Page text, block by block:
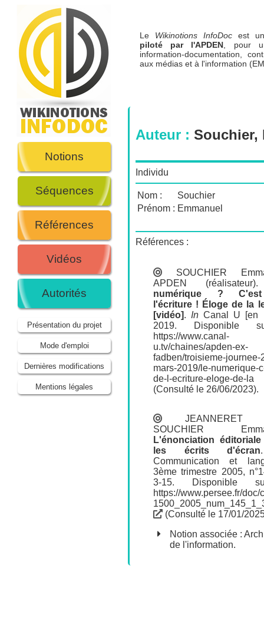
Notions
Séquences
Références
Vidéos
Autorités
Présentation du projet
Mode d'emploi
Dernières modifications
Mentions légales
Le Wikinotions InfoDoc est
piloté par l'APDEN, pour
information-documentation,
aux médias et à l'information
Auteur : Souchier,
Individu
Nom :
Souchier
Prénom : Emmanuel
Références :
SOUCHIER
APDEN (réalisateur)
numérique ?
l'écriture ! Éloge de la
[vidéo]. In Canal U [en
2019. Disponible
https://www.canal-
u.tv/chaines/apden-ex-
fadben/troisieme-journee-
mars-2019/le-numerique-
de-l-ecriture-eloge-de-la
(Consulté le 26/06/2023).
JEANNERET
SOUCHIER
L'énonciation
les écrits d'écran
Communication et
3ème trimestre 2005,
3-15. Disponible
https://www.persee.fr/
(Consulté le 17/01/
Notion associée :
de l'information.